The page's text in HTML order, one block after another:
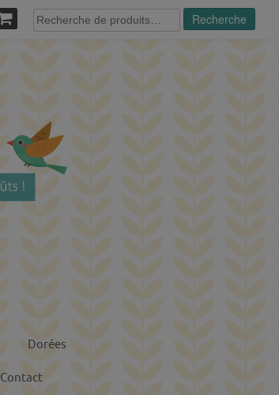
Recherche
pour :
Recherche
Dorées
Contact